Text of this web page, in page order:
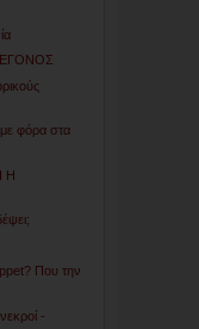
φόρα στα
Η
Που την
-